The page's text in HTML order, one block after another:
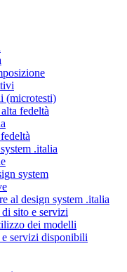
(microtesti)
fedeltà
.italia
system
al design system .italia
sito e servizi
dei modelli
servizi disponibili